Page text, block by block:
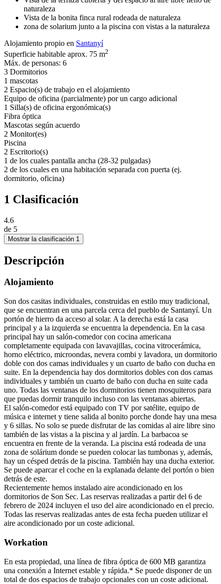
naturaleza
Vista de la bonita finca rural rodeada de naturaleza
zona de solarium junto a la piscina con vistas a la naturaleza
Alojamiento propio en Santanyí
Superficie habitable aprox. 75 m2
Máx. de personas: 6
3 Dormitorios
1 mascotas
2 Espacio(s) de trabajo en el alojamiento
Equipo de oficina (parcialmente) por un cargo adicional
1 Silla(s) de oficina ergonómica(s)
Fibra óptica
Mascotas según acuerdo
2 Monitor(es)
Piscina
2 Escritorio(s)
1 de los cuales pantalla ancha (28-32 pulgadas)
2 de los cuales en una habitación separada con puerta (ej.
dormitorio, oficina)
1 Clasificación
4.6
de 5
Mostrar la clasificación 1
Descripción
Alojamiento
Son dos casitas individuales, construidas en estilo muy tradicional,
que se encuentran en una parcela cerca del pueblo de Santanyí. Un
portón de hierro da acceso al solar. A la derecha está la casa
principal y a la izquierda se encuentra la dependencia. En la casa
principal hay un salón-comedor con cocina americana
completamente equipada con lavavajillas, cocina vitrocerámica,
horno eléctrico, microondas, nevera combi y lavadora, un dormitorio
doble con dos camas individuales y un cuarto de baño con ducha en
suite. En la dependencia hay dos dormitorios dobles con dos camas
individuales y también un cuarto de baño con ducha en suite cada
uno. Todas las ventanas de los dormitorios tienen mosquiteros para
que puedas dormir tranquilo incluso con las ventanas abiertas.
El salón-comedor está equipado con TV por satélite, equipo de
música e internet y tiene salida al bonito porche donde hay una mesa
y 6 sillas. No solo se puede disfrutar de las comidas al aire libre sino
también de las vistas a la piscina y al jardín. La barbacoa se
encuentra en frente de la veranda. La piscina está rodeada de una
zona de solárium donde se pueden colocar las tumbonas y, además,
hay un césped detrás de la piscina. También hay una ducha exterior.
Se puede aparcar el coche en la explanada delante del portón o bien
detrás de este.
Recientemente hemos instalado aire acondicionado en los
dormitorios de Son Sec. Las reservas realizadas a partir del 6 de
febrero de 2024 incluyen el uso del aire acondicionado en el precio.
Todas las reservas realizadas antes de esta fecha pueden utilizar el
aire acondicionado por un coste adicional.
Workation
En esta propiedad, una línea de fibra óptica de 600 MB garantiza
una conexión a Internet estable y rápida.* Se puede disponer de un
total de dos espacios de trabajo opcionales con un coste adicional.